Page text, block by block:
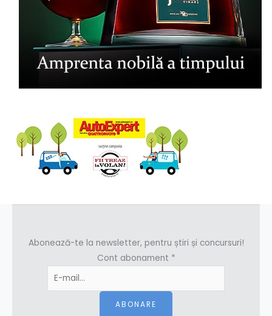
Abonează-te la newsletter, pentru știri și concursuri!
Cont abonament *
ABONARE